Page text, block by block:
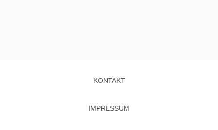
KONTAKT
IMPRESSUM